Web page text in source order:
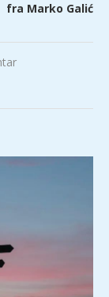
fra Marko Galić